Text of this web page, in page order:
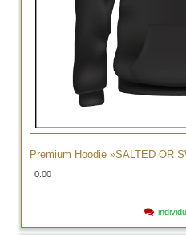
Premium Hoodie »SALTED OR
0.00